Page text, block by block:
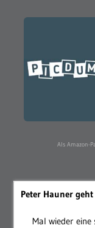
Als Amazon-
Peter Hauner
Mal wieder